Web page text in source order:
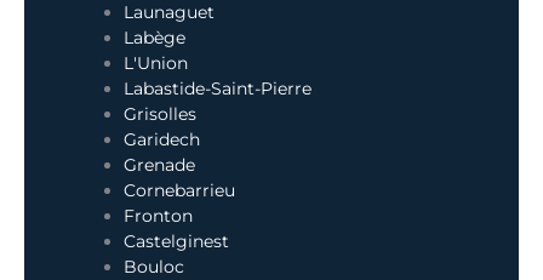
Launaguet
Labège
L'Union
Labastide-Saint-Pierre
Grisolles
Garidech
Grenade
Cornebarrieu
Fronton
Castelginest
Bouloc